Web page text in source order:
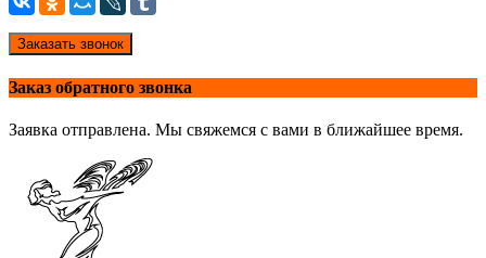
Заказать звонок
Заказ обратного звонка
Заявка отправлена. Мы свяжемся с вами в ближайшее время.